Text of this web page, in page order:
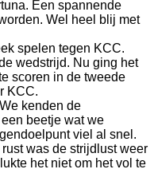
Een spannende
Wel heel blij met
spelen tegen KCC.
wedstrijd. Nu ging het
scoren in de tweede
KCC.
kenden de
beetje wat we
viel al snel.
was de strijdlust weer
het niet om het vol te